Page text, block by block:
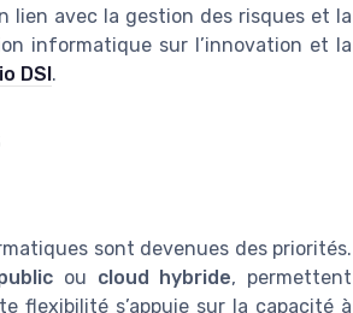
lien avec la gestion des risques et la
informatique sur l’innovation et la
DSI.
sont devenues des priorités.
ou cloud hybride, permettent
flexibilité s’appuie sur la capacité à